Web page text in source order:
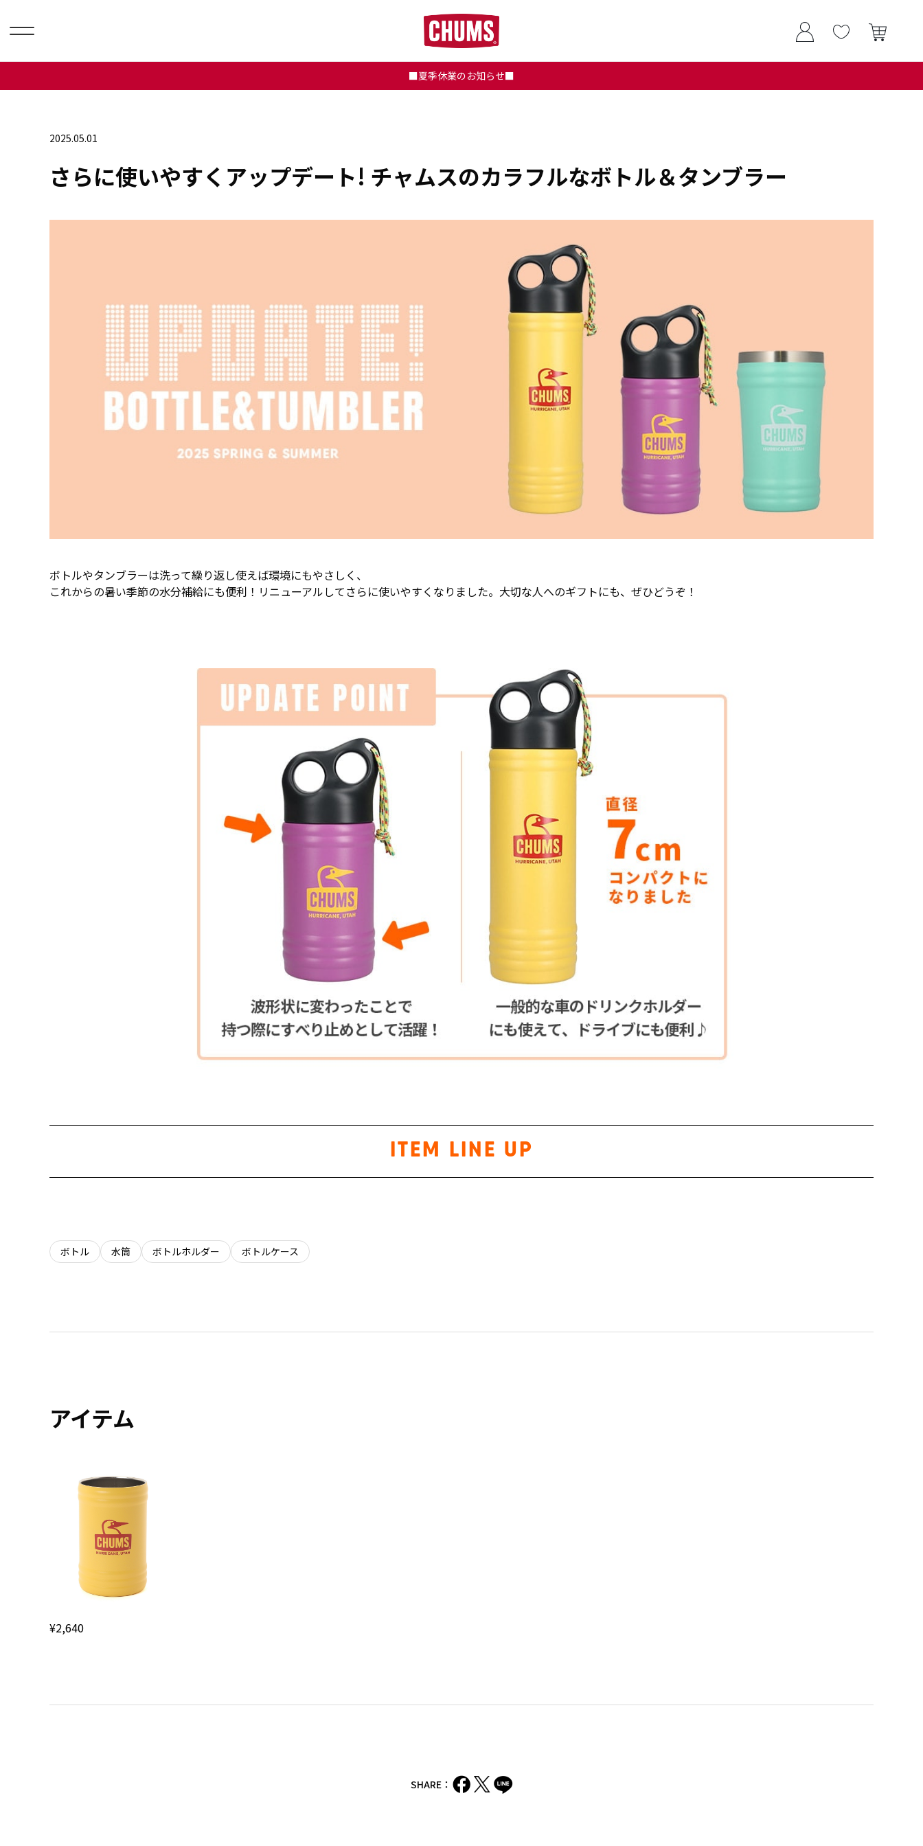
■夏季休業のお知らせ■
2025.05.01
さらに使いやすくアップデート! チャムスのカラフルなボトル＆タンブラー
ボトルやタンブラーは洗って繰り返し使えば環境にもやさしく、
これからの暑い季節の水分補給にも便利！リニューアルしてさらに使いやすくなりました。大切な人へのギフトにも、ぜひどうぞ！
ITEM LINE UP
ボトル 水筒 ボトルホルダー ボトルケース
アイテム
¥2,640
SHARE：